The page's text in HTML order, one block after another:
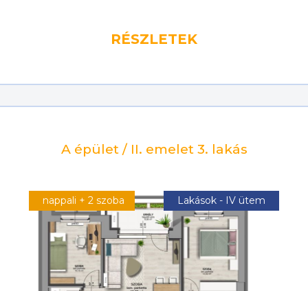
RÉSZLETEK
A épület / II. emelet 3. lakás
nappali + 2 szoba Lakások - IV ütem